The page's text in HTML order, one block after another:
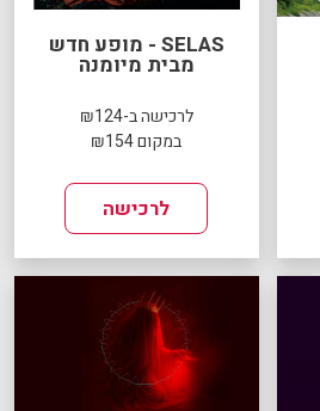
SELAS - מופע חדש
מבית מיומנה
לרכישה ב-₪124
במקום ₪154
לרכישה